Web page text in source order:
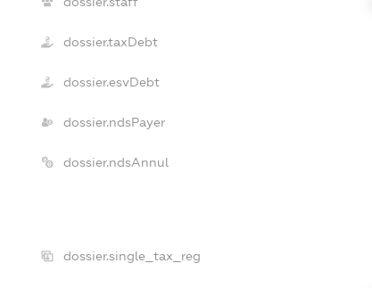
dossier.taxDebt
dossier.esvDebt
dossier.ndsPayer
dossier.ndsAnnul
dossier.single_tax_reg